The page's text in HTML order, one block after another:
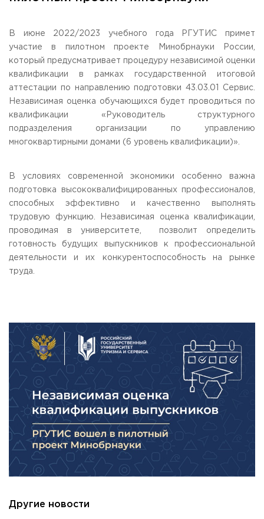
Общежитие / Кампус РГУТИС
Контакты
Научная деятельность
Дополнительное образование
Федеральный ресурсный центр
Федеральное учебно-методическое объединение в
системе ВО
Федеральное учебно-методическое объединение в
системе СПО
Конкурс ППС
ЗАКАЗАТЬ ОБРАТНЫЙ ЗВОНОК
АДРЕС
141221, Московская обл., Городской округ Пушкинский,
пгт. Черкизово,
ул. Главная, 99
+7 (495) 940 83 58 - Приемная комиссия
info@rguts.ru
obrashenia@rguts.ru
priem@rguts.ru - Приемная комиссия
ГРАФИК И РЕЖИМ РАБОТЫ
пн-чт: с 09:00 до 18:00;
пт: с 09:00 до 16:45;
сб-вс: выходной
Приемная комиссия
В июне 2022/2023 учебного года РГУТИС примет
участие в пилотном проекте Минобрнауки России,
который предусматривает процедуру независимой оценки
квалификации в рамках государственной итоговой
аттестации по направлению подготовки 43.03.01 Сервис.
Независимая оценка обучающихся будет проводиться по
квалификации «Руководитель структурного
подразделения организации по управлению
многоквартирными домами (6 уровень квалификации)».
В условиях современной экономики особенно важна
подготовка высококвалифицированных профессионалов,
способных эффективно и качественно выполнять
трудовую функцию. Независимая оценка квалификации,
проводимая в университете, позволит определить
готовность будущих выпускников к профессиональной
деятельности и их конкурентоспособность на рынке
труда.
Другие новости